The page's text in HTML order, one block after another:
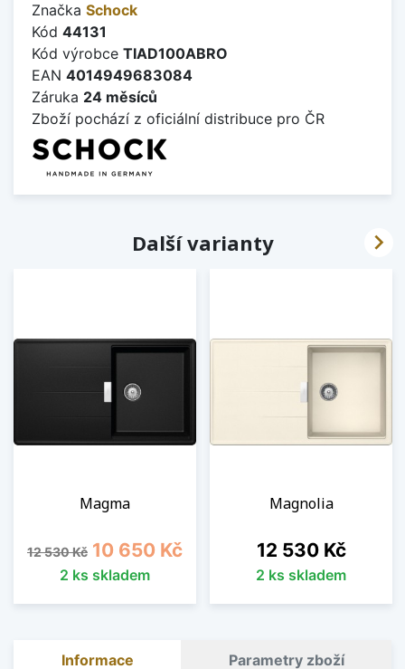
Značka Schock
Kód 44131
Kód výrobce TIAD100ABRO
EAN 4014949683084
Záruka 24 měsíců
Zboží pochází z oficiální distribuce pro ČR
Další varianty
Magma
Běžná cena
12 530 Kč Cena
10 650 Kč
2 ks skladem
Magnolia
Cena
12 530 Kč
2 ks skladem

Informace Parametry zboží